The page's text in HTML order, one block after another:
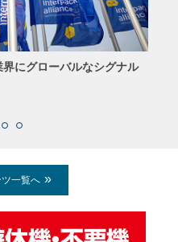
にグローバルなシグナル
一覧へ